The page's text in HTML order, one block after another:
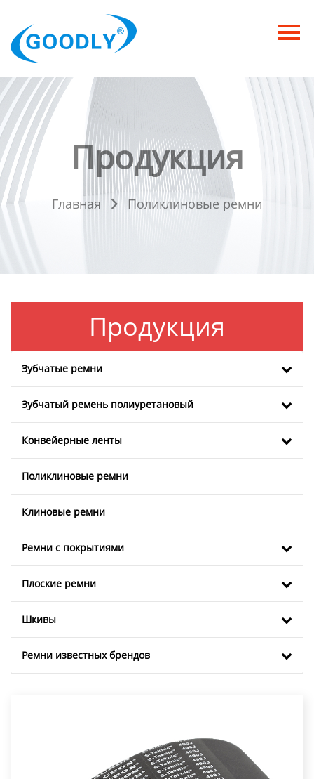
Продукция
ОТРАСЛИ
Категория
Новости
Контакты
Продукция
Главная  Поликлиновые ремни
Продукция
Зубчатые ремни
Зубчатый ремень полиуретановый
Конвейерные ленты
Поликлиновые ремни
Клиновые ремни
Ремни с покрытиями
Плоские ремни
Шкивы
Ремни известных брендов